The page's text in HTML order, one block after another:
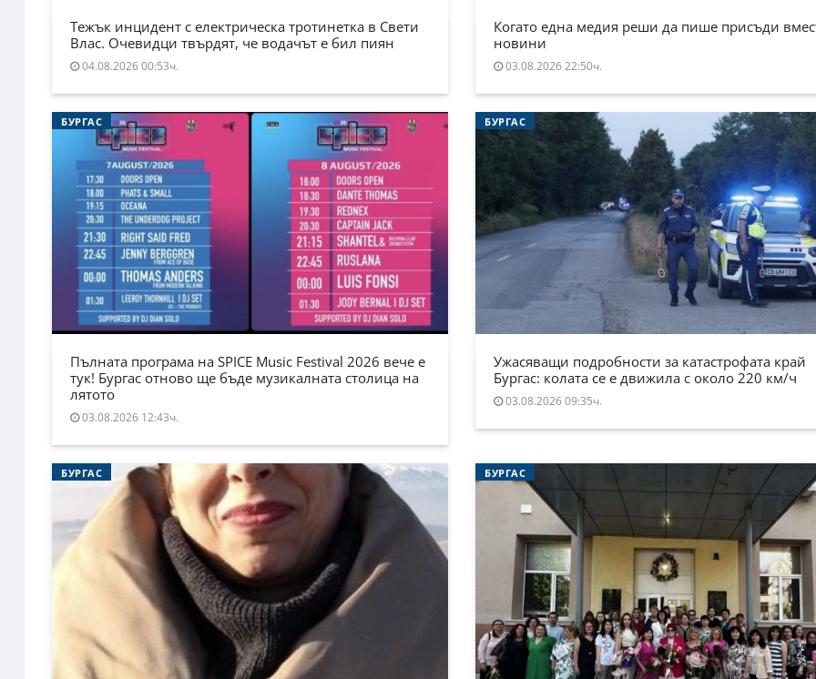
Тежък инцидент с електрическа тротинетка в Свети
Влас. Очевидци твърдят, че водачът е бил пиян
04.08.2026 00:53ч.
Когато една медия реши да пише присъди
новини
03.08.2026 22:50ч.
БУРГАС
Пълната програма на SPICE Music Festival 2026 вече е
тук! Бургас отново ще бъде музикалната столица на
лятото
03.08.2026 12:43ч.
БУРГАС
Ужасяващи подробности за катастрофата край
Бургас: колата се е движила с около 220 км/ч
03.08.2026 09:35ч.
БУРГАС БУРГАС